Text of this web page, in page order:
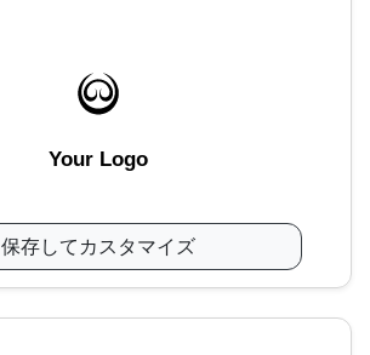
Your Logo
保存してカスタマイズ